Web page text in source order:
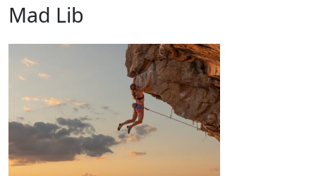
Mad Lib